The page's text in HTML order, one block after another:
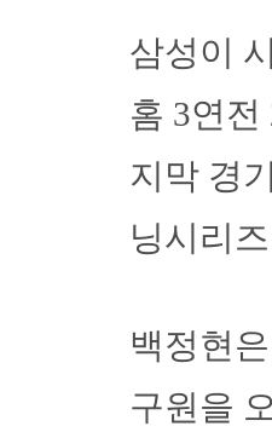
삼성이
홈 3연
지막 경
닝시리
백정현
구원을